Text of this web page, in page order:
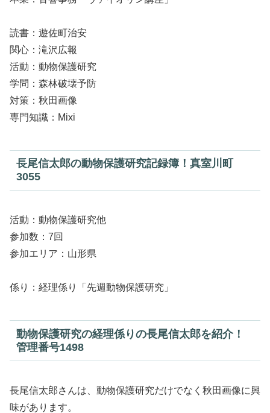
読書：遊佐町治安
関心：滝沢広報
活動：動物保護研究
学問：森林破壊予防
対策：秋田画像
専門知識：Mixi
長尾信太郎の動物保護研究記録簿！真室川町
3055
活動：動物保護研究他
参加数：7回
参加エリア：山形県
係り：経理係り「先週動物保護研究」
動物保護研究の経理係りの長尾信太郎を紹介！
管理番号1498
長尾信太郎さんは、動物保護研究だけでなく秋田画像に興
味があります。